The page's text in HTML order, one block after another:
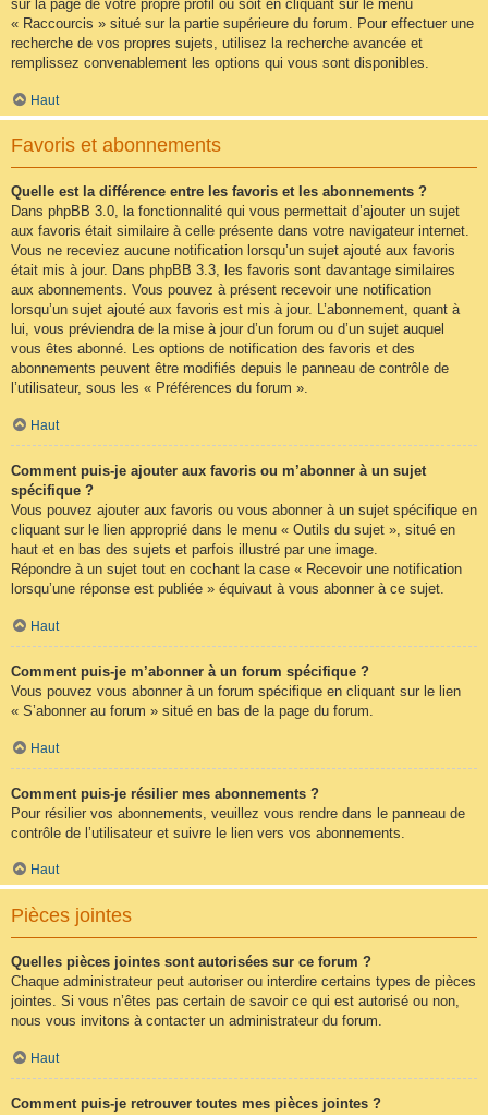
sur la page de votre propre profil ou soit en cliquant sur le menu
« Raccourcis » situé sur la partie supérieure du forum. Pour effectuer une
recherche de vos propres sujets, utilisez la recherche avancée et
remplissez convenablement les options qui vous sont disponibles.
Haut
Favoris et abonnements
Quelle est la différence entre les favoris et les abonnements ?
Dans phpBB 3.0, la fonctionnalité qui vous permettait d’ajouter un sujet
aux favoris était similaire à celle présente dans votre navigateur internet.
Vous ne receviez aucune notification lorsqu’un sujet ajouté aux favoris
était mis à jour. Dans phpBB 3.3, les favoris sont davantage similaires
aux abonnements. Vous pouvez à présent recevoir une notification
lorsqu’un sujet ajouté aux favoris est mis à jour. L’abonnement, quant à
lui, vous préviendra de la mise à jour d’un forum ou d’un sujet auquel
vous êtes abonné. Les options de notification des favoris et des
abonnements peuvent être modifiés depuis le panneau de contrôle de
l’utilisateur, sous les « Préférences du forum ».
Haut
Comment puis-je ajouter aux favoris ou m’abonner à un sujet
spécifique ?
Vous pouvez ajouter aux favoris ou vous abonner à un sujet spécifique en
cliquant sur le lien approprié dans le menu « Outils du sujet », situé en
haut et en bas des sujets et parfois illustré par une image.
Répondre à un sujet tout en cochant la case « Recevoir une notification
lorsqu’une réponse est publiée » équivaut à vous abonner à ce sujet.
Haut
Comment puis-je m’abonner à un forum spécifique ?
Vous pouvez vous abonner à un forum spécifique en cliquant sur le lien
« S’abonner au forum » situé en bas de la page du forum.
Haut
Comment puis-je résilier mes abonnements ?
Pour résilier vos abonnements, veuillez vous rendre dans le panneau de
contrôle de l’utilisateur et suivre le lien vers vos abonnements.
Haut
Pièces jointes
Quelles pièces jointes sont autorisées sur ce forum ?
Chaque administrateur peut autoriser ou interdire certains types de pièces
jointes. Si vous n’êtes pas certain de savoir ce qui est autorisé ou non,
nous vous invitons à contacter un administrateur du forum.
Haut
Comment puis-je retrouver toutes mes pièces jointes ?